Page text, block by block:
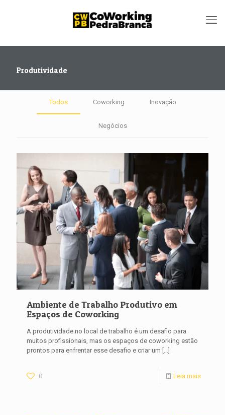
Produtividade
Todos Coworking Inovação
Negócios
Ambiente de Trabalho Produtivo em
Espaços de Coworking
A produtividade no local de trabalho é um desafio para
muitos profissionais, mas os espaços de coworking estão
prontos para enfrentar esse desafio e criar um
0 Leia mais